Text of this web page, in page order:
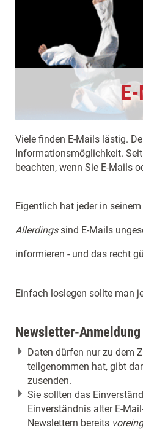
Viele finden E-Mails lästig.
Informationsmöglichkeit.
beachten, wenn Sie E-Mails
Eigentlich hat jeder in
Allerdingssind E-Mails
informieren - und das recht
Einfach loslegen sollte man
Newsletter-Anmeldung
Daten dürfen nur zu dem
teilgenommen hat, gibt
zusenden.
Sie sollten das
Einverständnis alter E-
Newslettern bereits